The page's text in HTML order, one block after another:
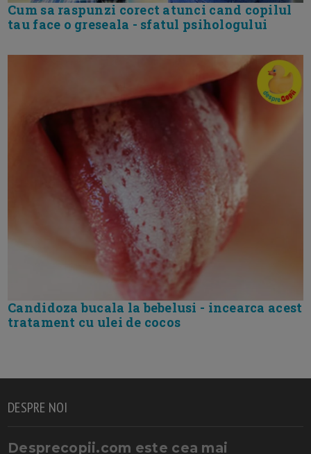
Cum sa raspunzi corect atunci cand copilul
tau face o greseala - sfatul psihologului
Candidoza bucala la bebelusi - incearca acest
tratament cu ulei de cocos
DESPRE NOI
Desprecopii.com este cea mai